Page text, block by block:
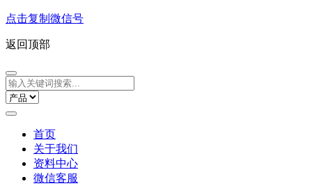
点击复制微信号
返回顶部
首页
关于我们
资料中心
微信客服